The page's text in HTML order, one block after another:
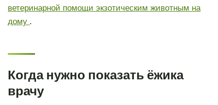
ветеринарной помощи экзотическим животным на
дому .
Когда нужно показать ёжика
врачу